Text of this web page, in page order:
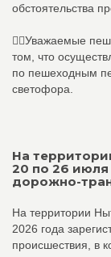
обстоятельства
👮‍♀️Уважаемые
том, что
по пешеходным
светофора.
На
20 по 26 июля
дорожно-
На территории
2026 года
происшествия, в